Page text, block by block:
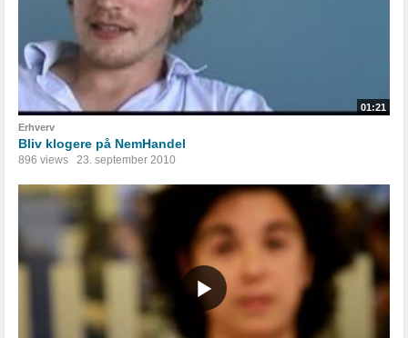
01:21
Erhverv
Bliv klogere på NemHandel
896 views 23. september 2010